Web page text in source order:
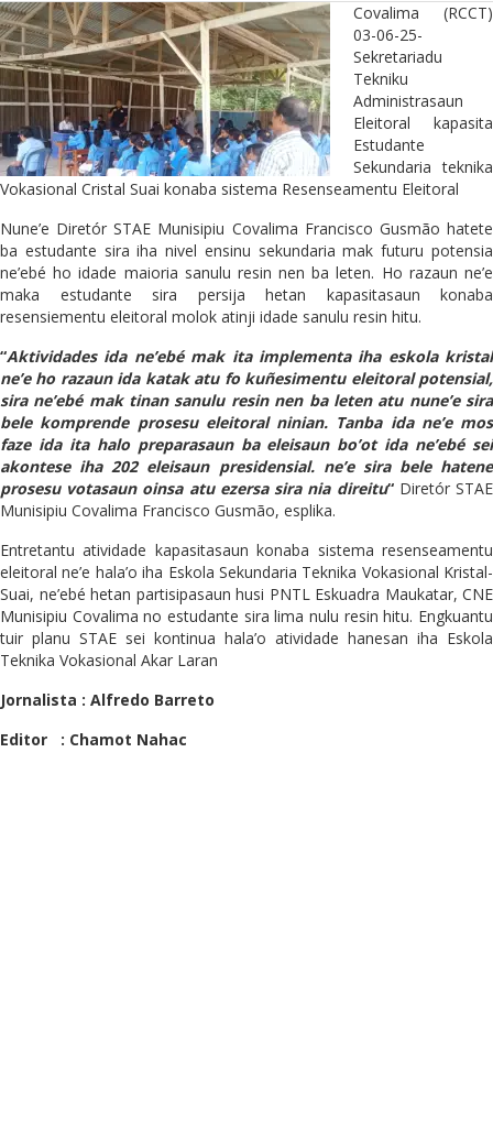
Covalima (RCCT)
03-06-25-
Sekretariadu
Tekniku
Administrasaun
Eleitoral kapasita
Estudante
Sekundaria teknika
Vokasional Cristal Suai konaba sistema Resenseamentu Eleitoral
Nune’e Diretór STAE Munisipiu Covalima Francisco Gusmão hatete
ba estudante sira iha nivel ensinu sekundaria mak futuru potensia
ne’ebé ho idade maioria sanulu resin nen ba leten. Ho razaun ne’e
maka estudante sira persija hetan kapasitasaun konaba
resensiementu eleitoral molok atinji idade sanulu resin hitu.
“Aktividades ida ne’ebé mak ita implementa iha eskola kristal
ne’e ho razaun ida katak atu fo kuñesimentu eleitoral potensial,
sira ne’ebé mak tinan sanulu resin nen ba leten atu nune’e sira
bele komprende prosesu eleitoral ninian. Tanba ida ne’e mos
faze ida ita halo preparasaun ba eleisaun bo’ot ida ne’ebé sei
akontese iha 202 eleisaun presidensial. ne’e sira bele hatene
prosesu votasaun oinsa atu ezersa sira nia direitu“Diretór STAE
Munisipiu Covalima Francisco Gusmão, esplika.
Entretantu atividade kapasitasaun konaba sistema resenseamentu
eleitoral ne’e hala’o iha Eskola Sekundaria Teknika Vokasional Kristal-
Suai, ne’ebé hetan partisipasaun husi PNTL Eskuadra Maukatar, CNE
Munisipiu Covalima no estudante sira lima nulu resin hitu. Engkuantu
tuir planu STAE sei kontinua hala’o atividade hanesan iha Eskola
Teknika Vokasional Akar Laran
Jornalista : Alfredo Barreto
Editor : Chamot Nahac